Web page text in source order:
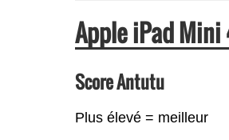
Apple iPad
Score Antutu
Plus élevé = meilleur